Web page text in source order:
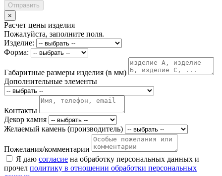
Отправить
×
Расчет цены изделия
Пожалуйста, заполните поля.
Изделие:
Форма:
Габаритные размеры изделия (в мм)
Дополнительные элементы
Контакты
Декор камня
Желаемый камень (производитель)
Пожелания/комментарии
Я даю согласие на обработку персональных данных и
прочел политику в отношении обработки персональных